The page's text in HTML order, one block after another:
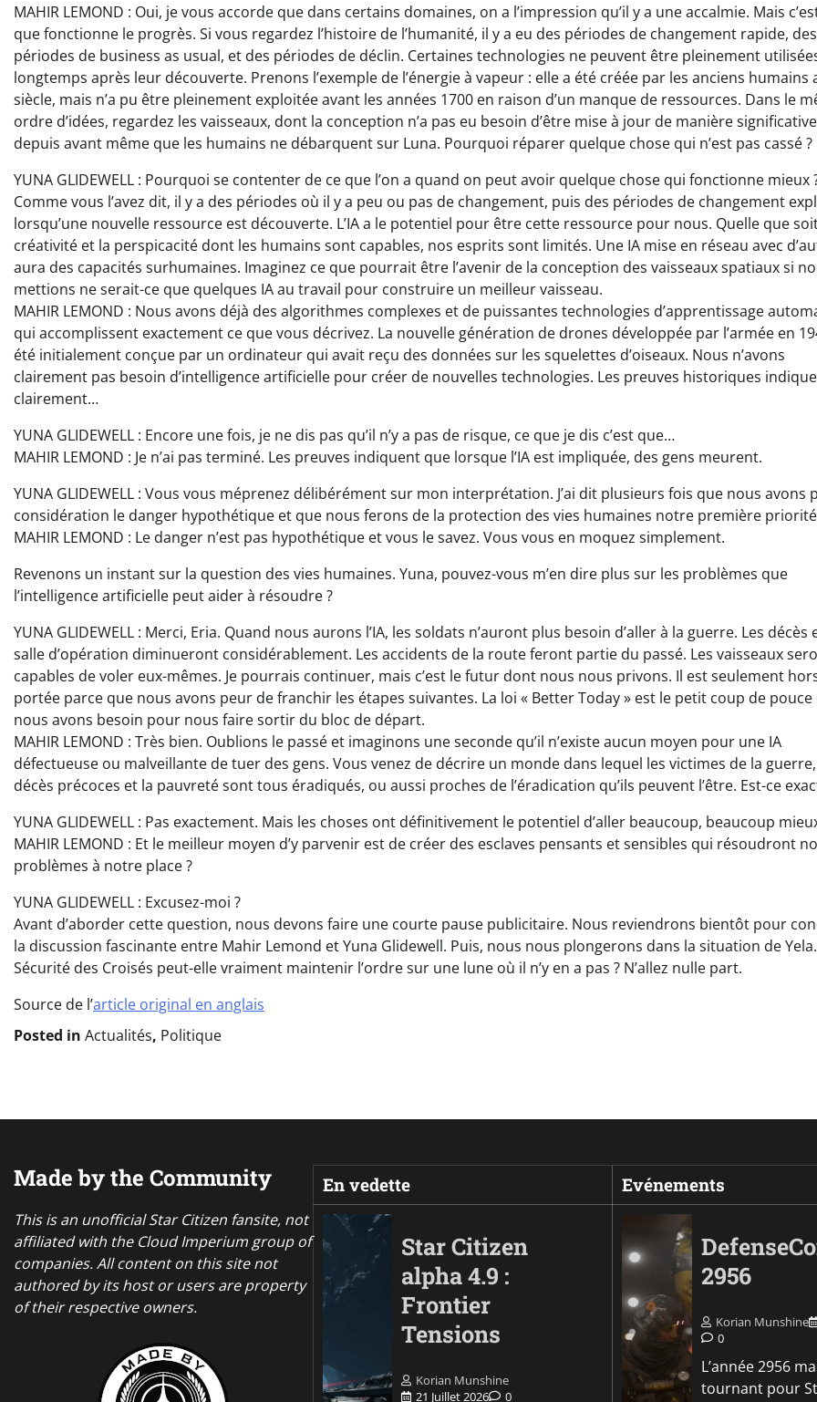
MAHIR LEMOND : Oui, je vous accorde que dans certains domaines, on a l’impression qu’il y a une accalmie. Mais
que fonctionne le progrès. Si vous regardez l’histoire de l’humanité, il y a eu des périodes de changement rapide, des
périodes de business as usual, et des périodes de déclin. Certaines technologies ne peuvent être pleinement
longtemps après leur découverte. Prenons l’exemple de l’énergie à vapeur : elle a été créée par les anciens humains
siècle, mais n’a pu être pleinement exploitée avant les années 1700 en raison d’un manque de ressources. Dans le
ordre d’idées, regardez les vaisseaux, dont la conception n’a pas eu besoin d’être mise à jour de manière significative
depuis avant même que les humains ne débarquent sur Luna. Pourquoi réparer quelque chose qui n’est pas cassé ?
YUNA GLIDEWELL : Pourquoi se contenter de ce que l’on a quand on peut avoir quelque chose qui fonctionne mieux
Comme vous l’avez dit, il y a des périodes où il y a peu ou pas de changement, puis des périodes de changement
lorsqu’une nouvelle ressource est découverte. L’IA a le potentiel pour être cette ressource pour nous. Quelle que
créativité et la perspicacité dont les humains sont capables, nos esprits sont limités. Une IA mise en réseau avec
aura des capacités surhumaines. Imaginez ce que pourrait être l’avenir de la conception des vaisseaux spatiaux si
mettions ne serait-ce que quelques IA au travail pour construire un meilleur vaisseau.
MAHIR LEMOND : Nous avons déjà des algorithmes complexes et de puissantes technologies d’apprentissage
qui accomplissent exactement ce que vous décrivez. La nouvelle génération de drones développée par l’armée en
été initialement conçue par un ordinateur qui avait reçu des données sur les squelettes d’oiseaux. Nous n’avons
clairement pas besoin d’intelligence artificielle pour créer de nouvelles technologies. Les preuves historiques
clairement…
YUNA GLIDEWELL : Encore une fois, je ne dis pas qu’il n’y a pas de risque, ce que je dis c’est que…
MAHIR LEMOND : Je n’ai pas terminé. Les preuves indiquent que lorsque l’IA est impliquée, des gens meurent.
YUNA GLIDEWELL : Vous vous méprenez délibérément sur mon interprétation. J’ai dit plusieurs fois que nous avons
considération le danger hypothétique et que nous ferons de la protection des vies humaines notre première
MAHIR LEMOND : Le danger n’est pas hypothétique et vous le savez. Vous vous en moquez simplement.
Revenons un instant sur la question des vies humaines. Yuna, pouvez-vous m’en dire plus sur les problèmes que
l’intelligence artificielle peut aider à résoudre ?
YUNA GLIDEWELL : Merci, Eria. Quand nous aurons l’IA, les soldats n’auront plus besoin d’aller à la guerre. Les décès
salle d’opération diminueront considérablement. Les accidents de la route feront partie du passé. Les vaisseaux
capables de voler eux-mêmes. Je pourrais continuer, mais c’est le futur dont nous nous privons. Il est seulement
portée parce que nous avons peur de franchir les étapes suivantes. La loi « Better Today » est le petit coup de
nous avons besoin pour nous faire sortir du bloc de départ.
MAHIR LEMOND : Très bien. Oublions le passé et imaginons une seconde qu’il n’existe aucun moyen pour une IA
défectueuse ou malveillante de tuer des gens. Vous venez de décrire un monde dans lequel les victimes de la
décès précoces et la pauvreté sont tous éradiqués, ou aussi proches de l’éradication qu’ils peuvent l’être. Est-ce
YUNA GLIDEWELL : Pas exactement. Mais les choses ont définitivement le potentiel d’aller beaucoup, beaucoup
MAHIR LEMOND : Et le meilleur moyen d’y parvenir est de créer des esclaves pensants et sensibles qui résoudront
problèmes à notre place ?
YUNA GLIDEWELL : Excusez-moi ?
Avant d’aborder cette question, nous devons faire une courte pause publicitaire. Nous reviendrons bientôt pour
la discussion fascinante entre Mahir Lemond et Yuna Glidewell. Puis, nous nous plongerons dans la situation de
Sécurité des Croisés peut-elle vraiment maintenir l’ordre sur une lune où il n’y en a pas ? N’allez nulle part.
Source de l’article original en anglais
Posted in Actualités, Politique
Made by the Community
This is an unofficial Star Citizen fansite, not
affiliated with the Cloud Imperium group of
companies. All content on this site not
authored by its host or users are property
of their respective owners.
En vedette
Star Citizen
alpha 4.9 :
Frontier
Tensions
Korian Munshine
21 Juillet 2026
0
Evénements
2956
Korian Munshine
0
L’année 2956
tournant pour